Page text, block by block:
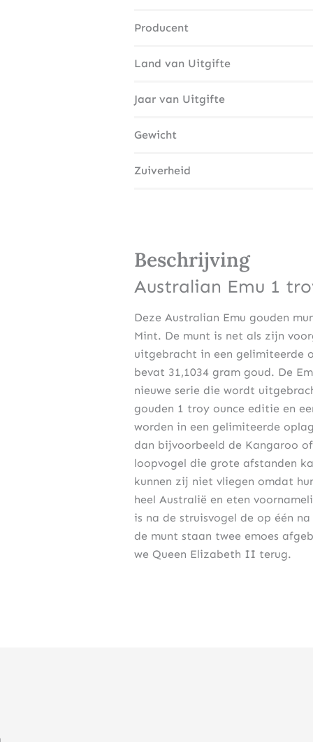
Producent
Land van Uitgifte
Jaar van Uitgifte
Gewicht
Zuiverheid
Beschrijving
Australian Emu 1
Deze Australian Emu gouden
Mint. De munt is net als zijn
uitgebracht in een gelimiteerde
bevat 31,1034 gram goud. De
nieuwe serie die wordt
gouden 1 troy ounce editie en
worden in een gelimiteerde
dan bijvoorbeeld de Kangaroo
loopvogel die grote afstanden
kunnen zij niet vliegen omdat
heel Australië en eten
is na de struisvogel de op één
de munt staan twee emoes
we Queen Elizabeth II terug.